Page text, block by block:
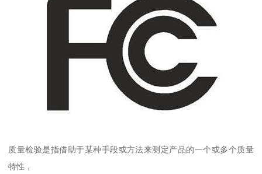
质量检验是指借助于某种手段或方法来测定产品的一个或多个质量
特性，